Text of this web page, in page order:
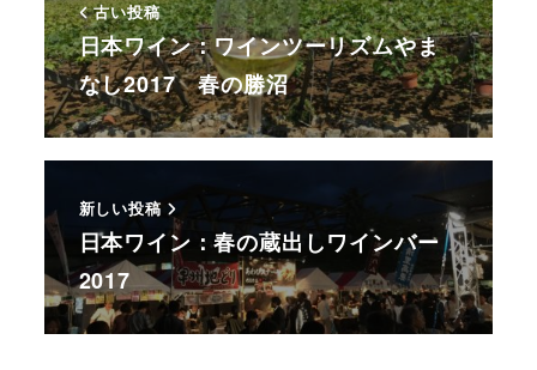
古い投稿
日本ワイン：ワインツーリズムやま
なし2017 春の勝沼
新しい投稿
日本ワイン：春の蔵出しワインバー
2017